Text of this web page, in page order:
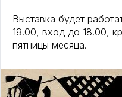
Выставка будет
19.00, вход до 18.00,
пятницы месяца.